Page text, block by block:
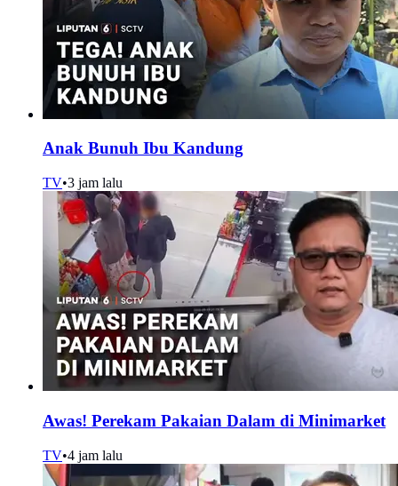
Anak Bunuh Ibu Kandung
TV•3 jam lalu
Awas! Perekam Pakaian Dalam di Minimarket
TV•4 jam lalu